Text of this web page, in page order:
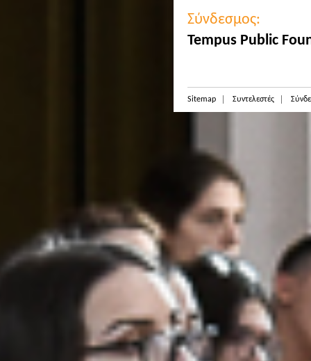
Σύνδεσμος:
Tempus Public
Sitemap Συντελεστές